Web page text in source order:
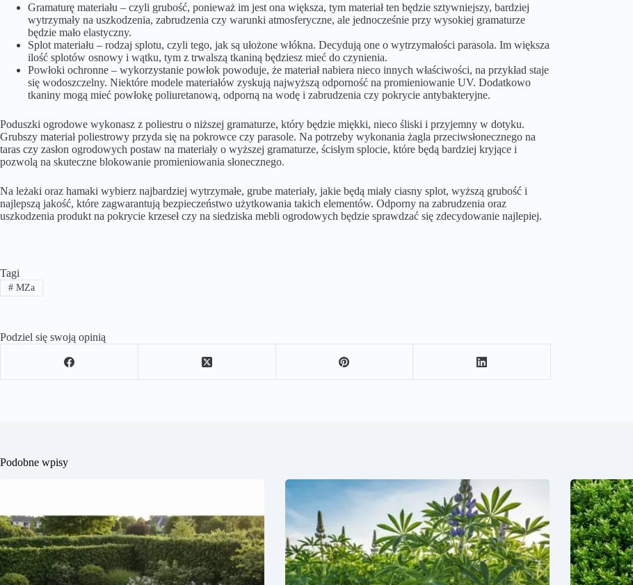
Gramaturę materiału – czyli grubość, ponieważ im jest ona większa, tym materiał ten będzie sztywniejszy, bardziej
wytrzymały na uszkodzenia, zabrudzenia czy warunki atmosferyczne, ale jednocześnie przy wysokiej gramaturze
będzie mało elastyczny.
Splot materiału – rodzaj splotu, czyli tego, jak są ułożone włókna. Decydują one o wytrzymałości parasola. Im większa
ilość splotów osnowy i wątku, tym z trwalszą tkaniną będziesz mieć do czynienia.
Powłoki ochronne – wykorzystanie powłok powoduje, że materiał nabiera nieco innych właściwości, na przykład staje
się wodoszczelny. Niektóre modele materiałów zyskują najwyższą odporność na promieniowanie UV. Dodatkowo
tkaniny mogą mieć powłokę poliuretanową, odporną na wodę i zabrudzenia czy pokrycie antybakteryjne.
Poduszki ogrodowe wykonasz z poliestru o niższej gramaturze, który będzie miękki, nieco śliski i przyjemny w dotyku.
Grubszy materiał poliestrowy przyda się na pokrowce czy parasole. Na potrzeby wykonania żagla przeciwsłonecznego na
taras czy zasłon ogrodowych postaw na materiały o wyższej gramaturze, ścisłym splocie, które będą bardziej kryjące i
pozwolą na skuteczne blokowanie promieniowania słonecznego.
Na leżaki oraz hamaki wybierz najbardziej wytrzymałe, grube materiały, jakie będą miały ciasny splot, wyższą grubość i
najlepszą jakość, które zagwarantują bezpieczeństwo użytkowania takich elementów. Odporny na zabrudzenia oraz
uszkodzenia produkt na pokrycie krzeseł czy na siedziska mebli ogrodowych będzie sprawdzać się zdecydowanie najlepiej.
Tagi
#MZa
Podziel się swoją opinią
Podobne wpisy